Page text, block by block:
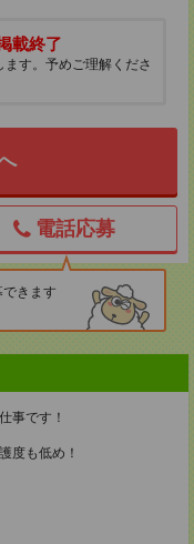
載終了
す。予めご理解くださ
電話応募
きます
事です！
度も低め！